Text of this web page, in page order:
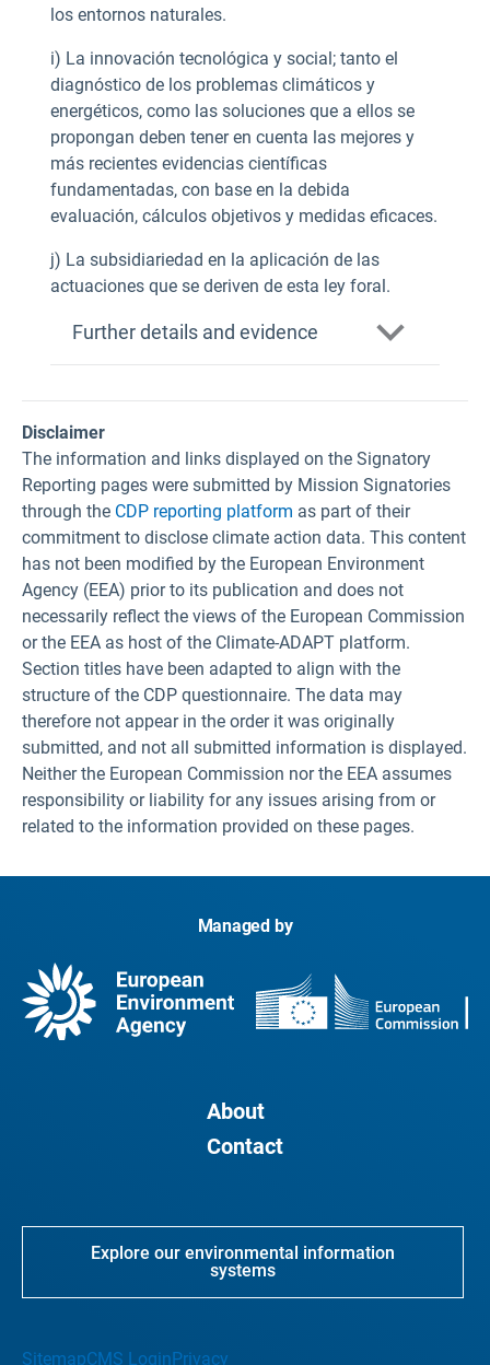
los entornos naturales.
i) La innovación tecnológica y social; tanto el
diagnóstico de los problemas climáticos y
energéticos, como las soluciones que a ellos se
propongan deben tener en cuenta las mejores y
más recientes evidencias científicas
fundamentadas, con base en la debida
evaluación, cálculos objetivos y medidas eficaces.
j) La subsidiariedad en la aplicación de las
actuaciones que se deriven de esta ley foral.
Further details and evidence
Disclaimer
The information and links displayed on the Signatory
Reporting pages were submitted by Mission Signatories
through the CDP reporting platform as part of their
commitment to disclose climate action data. This content
has not been modified by the European Environment
Agency (EEA) prior to its publication and does not
necessarily reflect the views of the European Commission
or the EEA as host of the Climate-ADAPT platform.
Section titles have been adapted to align with the
structure of the CDP questionnaire. The data may
therefore not appear in the order it was originally
submitted, and not all submitted information is displayed.
Neither the European Commission nor the EEA assumes
responsibility or liability for any issues arising from or
related to the information provided on these pages.
Managed by
About
Contact
Explore our environmental information
systems
SitemapCMS LoginPrivacy